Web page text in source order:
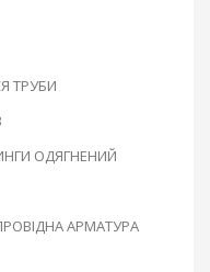
ТРУБИ
ОДЯГНЕНИЙ
АРМАТУРА